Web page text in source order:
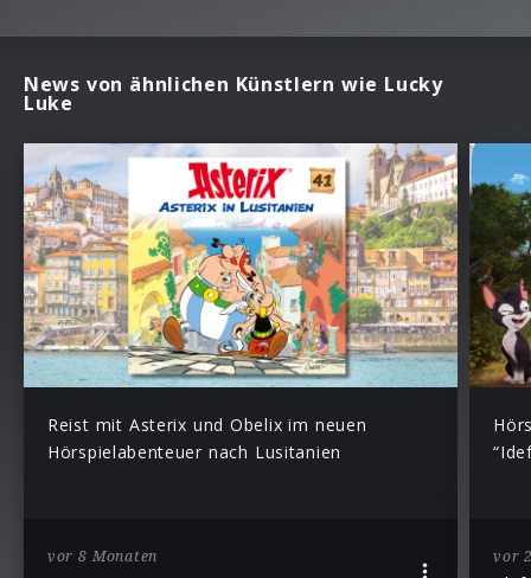
News von ähnlichen Künstlern wie Lucky
Luke
Reist mit Asterix und Obelix im neuen
Hörspielabenteuer nach Lusitanien
vor 8 Monaten vor